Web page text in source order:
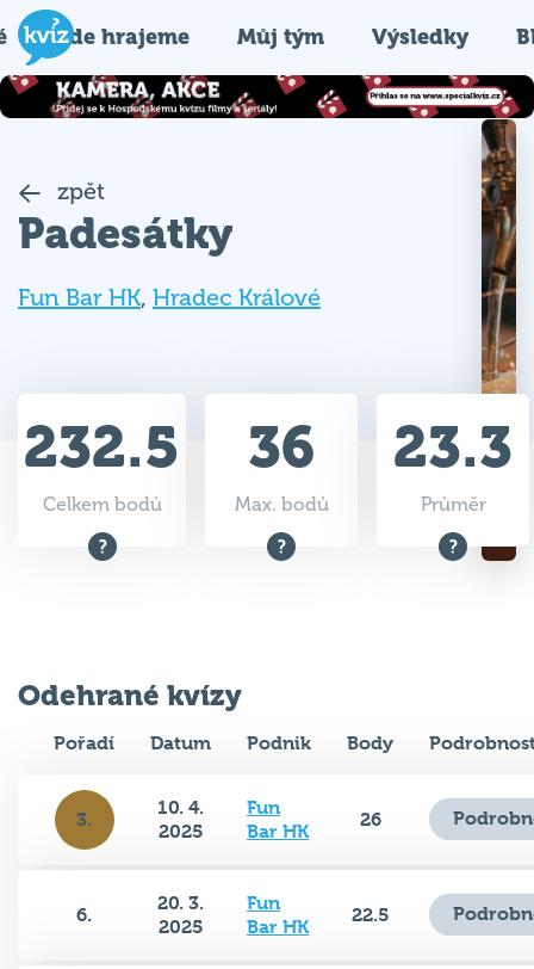
Kde hrajeme Můj tým Výsledky
zpět
Padesátky
Fun Bar HK, Hradec Králové
232.5
Celkem bodů
36
Max. bodů
23.3
Průměr
Odehrané kvízy
Pořadí Datum Podnik Body
3.
10. 4.
2025
Fun
Bar HK
26
6.
20. 3.
2025
Fun
Bar HK
22.5